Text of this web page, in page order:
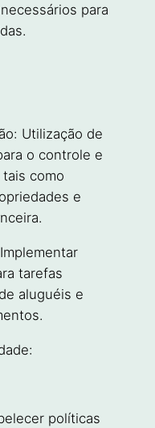
para
Utilização de
o controle e
como
e
tarefas
aluguéis e
políticas